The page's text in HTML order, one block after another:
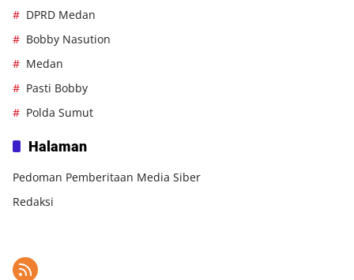
DPRD Medan
Bobby Nasution
Medan
Pasti Bobby
Polda Sumut
Halaman
Pedoman Pemberitaan Media Siber
Redaksi